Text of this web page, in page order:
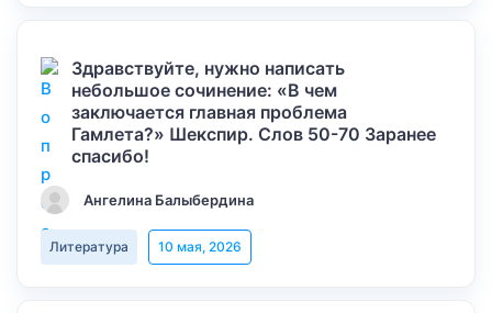
Здравствуйте, нужно написать
небольшое сочинение: «В чем
заключается главная проблема
Гамлета?» Шекспир. Слов 50-70 Заранее
спасибо!
Ангелина Балыбердина
Литература 10 мая, 2026